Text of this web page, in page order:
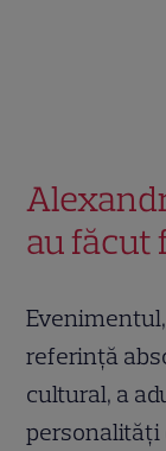
au făcut
referință
cultural, a
personalități